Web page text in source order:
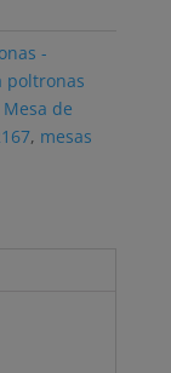
-
poltronas
Mesa de
, mesas